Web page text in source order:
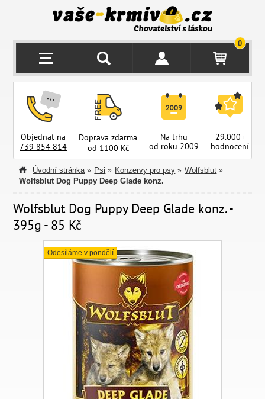
0
Objednat na
739 854 814
Doprava zdarma
od 1100 Kč
Na trhu
od roku 2009
29.000+
hodnocení
Úvodní stránka » Psi » Konzervy pro psy » Wolfsblut »
Wolfsblut Dog Puppy Deep Glade konz.
Wolfsblut Dog Puppy Deep Glade konz. -
395g - 85 Kč
Odesíláme v pondělí